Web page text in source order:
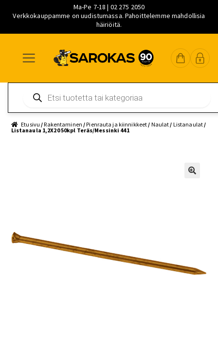
Ma-Pe 7-18 | 02 275 2050
Verkkokauppamme on uudistumassa. Pahoittelemme mahdollisia
häiriöitä.
navigointiin
sisältöön
pääsisältöön
search
Etusivu /Rakentaminen /Pienrauta ja kiinnikkeet / Naulat / Listanaulat /
Listanaula 1,2X20 50kpl Teräs/Messinki 441